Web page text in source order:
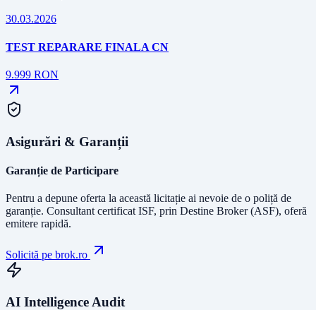
30.03.2026
TEST REPARARE FINALA CN
9.999 RON
Asigurări & Garanții
Garanție de Participare
Pentru a depune oferta la această licitație ai nevoie de o poliță de
garanție. Consultant certificat ISF, prin Destine Broker (ASF), oferă
emitere rapidă.
Solicită pe brok.ro
AI Intelligence Audit